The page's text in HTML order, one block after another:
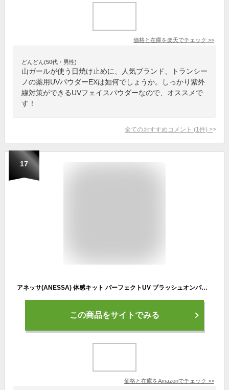
価格と在庫を楽天でチェック >>
どんどん(50代・男性)
山ガールが使う日焼け止めに、人気ブランド、トランシー
ノの薬用UVパウダーEXは如何でしょうか。しっかり紫外
線対策ができるUVフェイスパウダーなので、オススメで
す！
全てのおすすめコメント (1 件) >
17
アネッサ(ANESSA) 体感キット パーフェクトUV ブラッシュオンパウダー 3g SPF50+・PA++++＋デイセラム小型付き | おしろい ・ フェイスパウダー | ルース(粉)タイプ | ほのかに香るフルーティーフローラル | 紫外線カット テカり 毛穴カバー 自然な仕上がり
この商品をサイトでみる
価格と在庫をAmazonでチェック >>